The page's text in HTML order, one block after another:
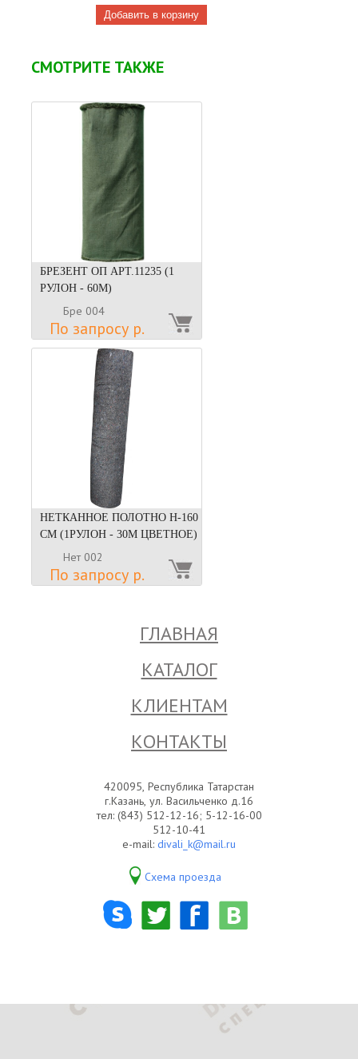
СМОТРИТЕ ТАКЖЕ
БРЕЗЕНТ ОП АРТ.11235 (1
РУЛОН - 60М)
Бре 004
По запросу р.
НЕТКАННОЕ ПОЛОТНО Н-160
СМ (1РУЛОН - 30М ЦВЕТНОЕ)
Нет 002
По запросу р.
ГЛАВНАЯ
КАТАЛОГ
КЛИЕНТАМ
КОНТАКТЫ
420095, Республика Татарстан
г.Казань, ул. Васильченко д.16
тел: (843) 512-12-16; 5-12-16-00
512-10-41
e-mail: divali_k@mail.ru
Схема проезда